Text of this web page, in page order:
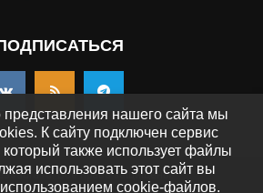
Все права защищены.
нашего сайта мы
К сайту подключен сервис
также использует файлы
использовать этот сайт вы
cookie-файлов.